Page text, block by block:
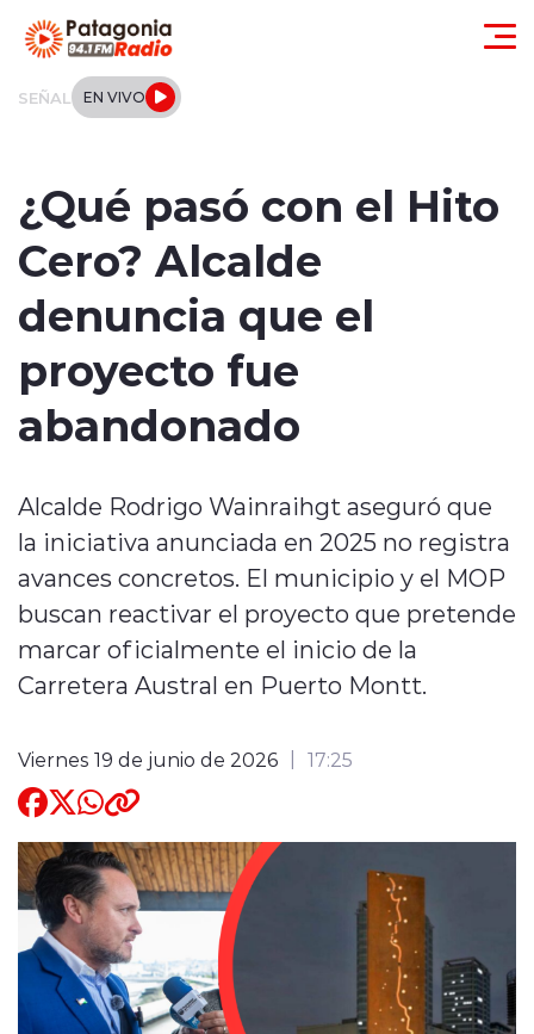
SEÑAL EN VIVO
Regionales
Internacional
Entrevistas
Quienes Somos
modo claro
¿Qué pasó con el Hito
Cero? Alcalde
denuncia que el
proyecto fue
abandonado
Alcalde Rodrigo Wainraihgt aseguró que
la iniciativa anunciada en 2025 no registra
avances concretos. El municipio y el MOP
buscan reactivar el proyecto que pretende
marcar oficialmente el inicio de la
Carretera Austral en Puerto Montt.
Viernes 19 de junio de 2026 17:25